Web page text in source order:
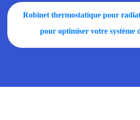
Robinet thermostatique pour
pour optimiser votre système